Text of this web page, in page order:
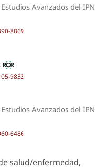
Avanzados del IPN
8869
9832
Avanzados del IPN
6486
salud/enfermedad,